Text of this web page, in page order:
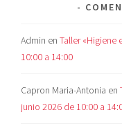
Admin enTaller «Higiene
10:00 a 14:00
Capron Maria-Antonia en
junio 2026 de 10:00 a